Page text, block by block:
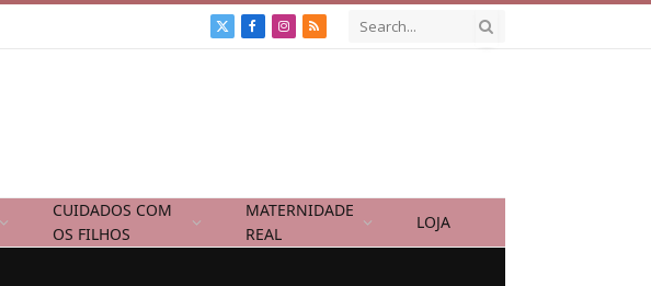
X
Facebook
Instagram
RSS
CUIDADOS COM
OS FILHOS
MATERNIDADE
REAL
LOJA